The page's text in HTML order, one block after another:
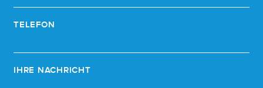
TELEFON
IHRE NACHRICHT